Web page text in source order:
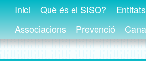
Inici Què és el SISO?
Associacions
Prevenció